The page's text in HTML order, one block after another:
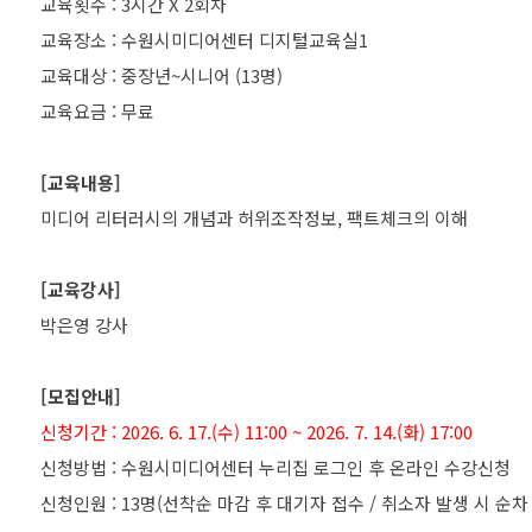
교육장소 : 수원시미디어센터 디지털교육실1
교육대상 : 중장년~시니어 (13명)
교육요금 : 무료
[교육내용]
미디어 리터러시의 개념과 허위조작정보, 팩트체크의 이해
[교육강사]
박은영 강사
[모집안내]
신청기간 : 2026. 6. 17.(수) 11:00 ~ 2026. 7. 14.(화) 17:00
신청방법 : 수원시미디어센터 누리집 로그인 후 온라인 수강신청
신청인원 : 13명(선착순 마감 후 대기자 접수 / 취소자 발생 시 순